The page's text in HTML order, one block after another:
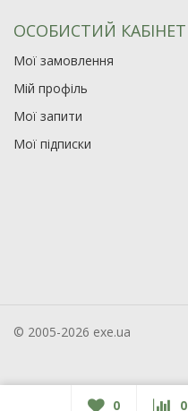
ОСОБИСТИЙ КАБІНЕТ
Мої замовлення
Мій профіль
Мої запити
Мої підписки
© 2005-2026 exe.ua
0 0